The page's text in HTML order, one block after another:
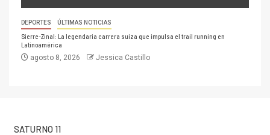
DEPORTES ÚLTIMAS NOTICIAS
Sierre-Zinal: La legendaria carrera suiza que impulsa el trail running en
Latinoamérica
agosto 8, 2026 Jessica Castillo
SATURNO 11